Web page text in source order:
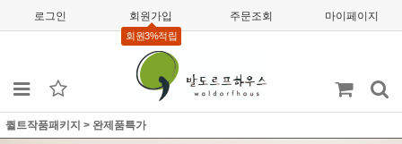
로그인 회원가입
회원3%적립
주문조회 마이페이지
퀼트작품패키지 > 완제품특가